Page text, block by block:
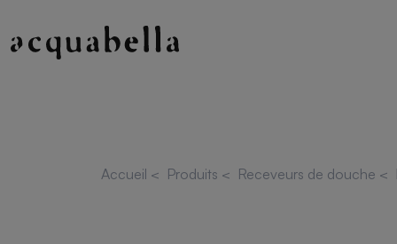
Accueil < Produits < Receveurs de douche <